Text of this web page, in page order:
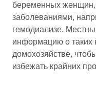
беременных
заболеваниями,
гемодиализе.
информацию о таких
домохозяйстве,
избежать крайних